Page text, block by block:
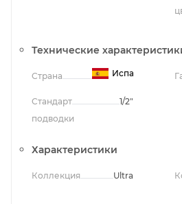
Технические
Страна Испания
Стандарт
подводки
1/2"
Характеристики
Коллекция Ultra